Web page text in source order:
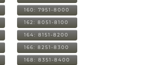
160: 7951-8000
162: 8051-8100
164: 8151-8200
166: 8251-8300
168: 8351-8400